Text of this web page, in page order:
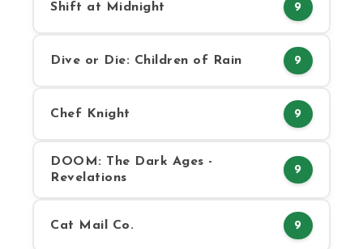
Shift at Midnight 9
Dive or Die: Children of Rain 9
Chef Knight 9
DOOM: The Dark Ages -
Revelations
9
Cat Mail Co. 9